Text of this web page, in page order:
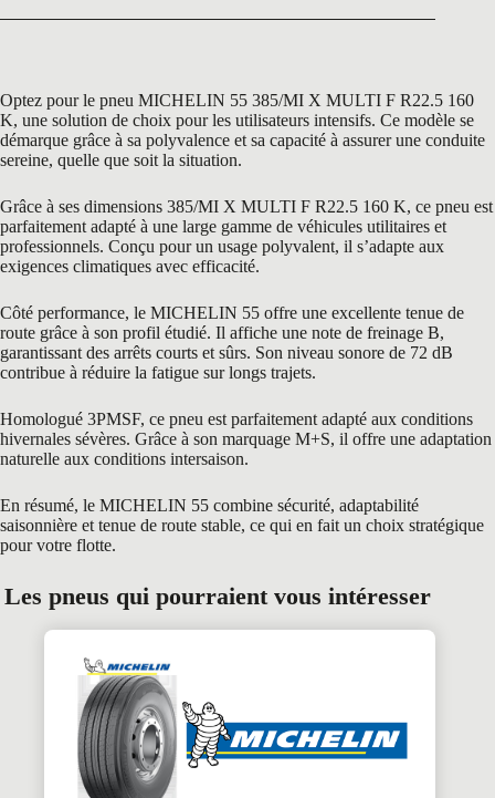
Optez pour le pneu MICHELIN 55 385/MI X MULTI F R22.5 160
K, une solution de choix pour les utilisateurs intensifs. Ce modèle se
démarque grâce à sa polyvalence et sa capacité à assurer une conduite
sereine, quelle que soit la situation.
Grâce à ses dimensions 385/MI X MULTI F R22.5 160 K, ce pneu est
parfaitement adapté à une large gamme de véhicules utilitaires et
professionnels. Conçu pour un usage polyvalent, il s’adapte aux
exigences climatiques avec efficacité.
Côté performance, le MICHELIN 55 offre une excellente tenue de
route grâce à son profil étudié. Il affiche une note de freinage B,
garantissant des arrêts courts et sûrs. Son niveau sonore de 72 dB
contribue à réduire la fatigue sur longs trajets.
Homologué 3PMSF, ce pneu est parfaitement adapté aux conditions
hivernales sévères. Grâce à son marquage M+S, il offre une adaptation
naturelle aux conditions intersaison.
En résumé, le MICHELIN 55 combine sécurité, adaptabilité
saisonnière et tenue de route stable, ce qui en fait un choix stratégique
pour votre flotte.
Les pneus qui pourraient vous intéresser